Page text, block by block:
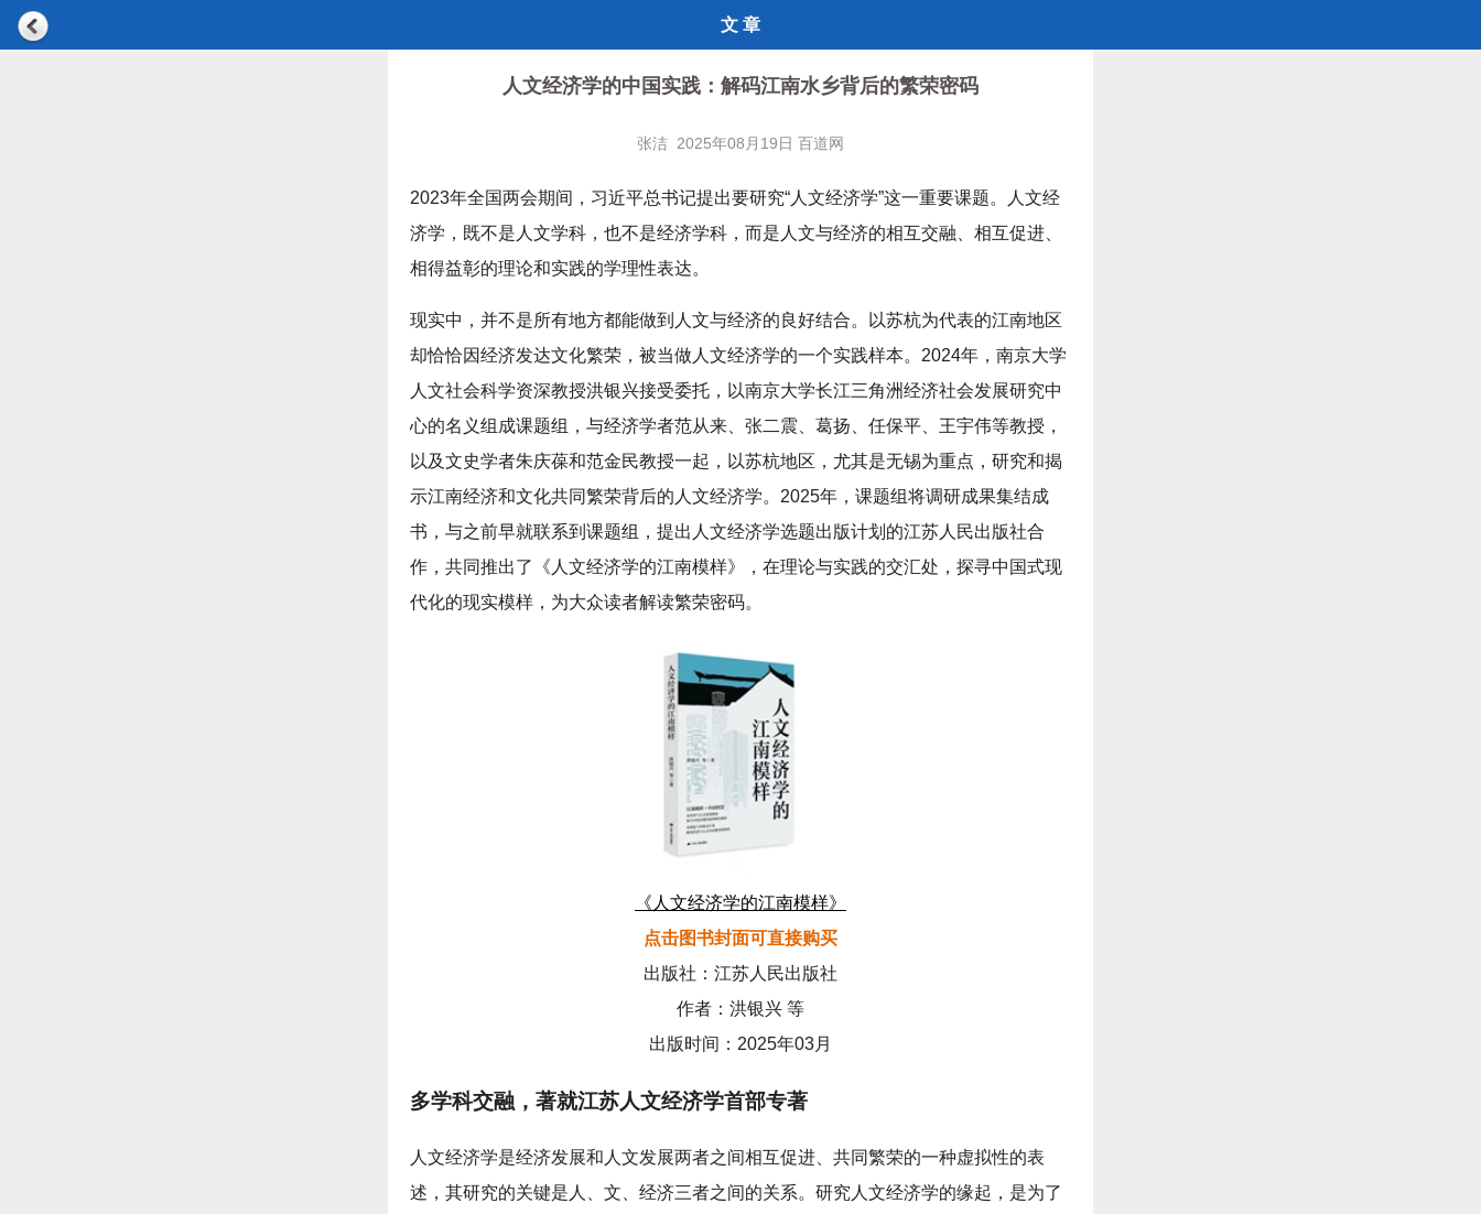
文 章
人文经济学的中国实践：解码江南水乡背后的繁荣密码
张洁 2025年08月19日 百道网
2023年全国两会期间，习近平总书记提出要研究“人文经济学”这一重要课题。人文经
济学，既不是人文学科，也不是经济学科，而是人文与经济的相互交融、相互促进、
相得益彰的理论和实践的学理性表达。
现实中，并不是所有地方都能做到人文与经济的良好结合。以苏杭为代表的江南地区
却恰恰因经济发达文化繁荣，被当做人文经济学的一个实践样本。2024年，南京大学
人文社会科学资深教授洪银兴接受委托，以南京大学长江三角洲经济社会发展研究中
心的名义组成课题组，与经济学者范从来、张二震、葛扬、任保平、王宇伟等教授，
以及文史学者朱庆葆和范金民教授一起，以苏杭地区，尤其是无锡为重点，研究和揭
示江南经济和文化共同繁荣背后的人文经济学。2025年，课题组将调研成果集结成
书，与之前早就联系到课题组，提出人文经济学选题出版计划的江苏人民出版社合
作，共同推出了《人文经济学的江南模样》，在理论与实践的交汇处，探寻中国式现
代化的现实模样，为大众读者解读繁荣密码。
《人文经济学的江南模样》
点击图书封面可直接购买
出版社：江苏人民出版社
作者：洪银兴 等
出版时间：2025年03月
多学科交融，著就江苏人文经济学首部专著
人文经济学是经济发展和人文发展两者之间相互促进、共同繁荣的一种虚拟性的表
述，其研究的关键是人、文、经济三者之间的关系。研究人文经济学的缘起，是为了